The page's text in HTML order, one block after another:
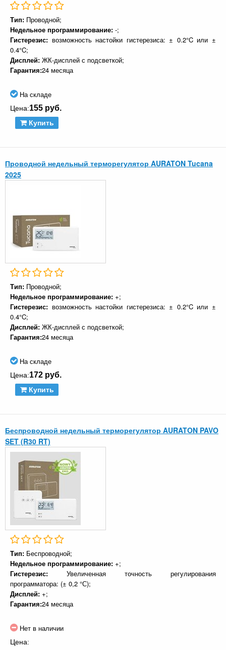
Тип: Проводной;
Недельное программирование: -;
Гистерезис: возможность настойки гистерезиса: ± 0.2°C или ±
0.4°C;
Дисплей: ЖК-дисплей с подсветкой;
Гарантия:24 месяца
На складе
Цена:155 руб.
Купить
Проводной недельный терморегулятор AURATON Tucana
2025
Тип: Проводной;
Недельное программирование: +;
Гистерезис: возможность настойки гистерезиса: ± 0.2°C или ±
0.4°C;
Дисплей: ЖК-дисплей с подсветкой;
Гарантия:24 месяца
На складе
Цена:172 руб.
Купить
Беспроводной недельный терморегулятор AURATON PAVO
SET (R30 RT)
Тип: Беспроводной;
Недельное программирование: +;
Гистерезис: Увеличенная точность регулирования
программатора: (± 0,2 °С);
Дисплей: +;
Гарантия:24 месяца
Нет в наличии
Цена: